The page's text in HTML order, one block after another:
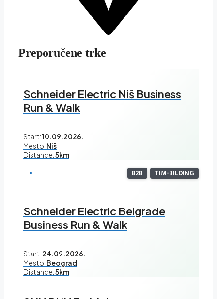
Preporučene trke
Schneider Electric Niš Business
Run & Walk
Start:10.09.2026.
Mesto: Niš
Distance:5km
B2B TIM-BILDING
Schneider Electric Belgrade
Business Run & Walk
Start: 24.09.2026.
Mesto: Beograd
Distance:5km